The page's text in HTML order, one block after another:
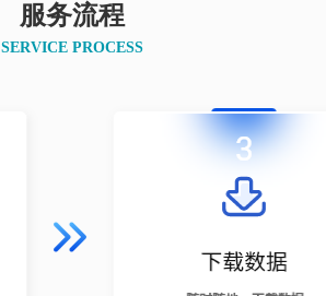
服务流程
SERVICE PROCESS